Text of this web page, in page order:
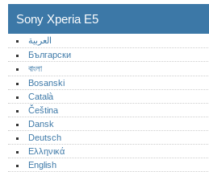
Sony Xperia E5
العربية
Български
বাংলা
Bosanski
Català
Čeština
Dansk
Deutsch
Ελληνικά
English